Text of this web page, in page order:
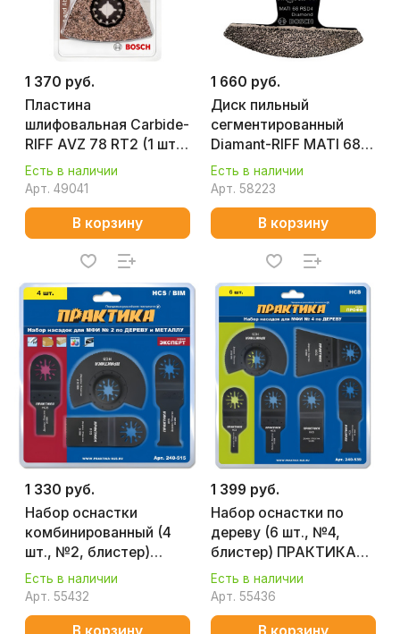
1 370 руб.
Пластина
шлифовальная Carbide-
RIFF AVZ 78 RT2 (1 шт.)
BOSCH 2609256953
Есть в наличии
Арт. 49041
В корзину
1 660 руб.
Диск пильный
сегментированный
Diamant-RIFF MATI 68
RSD4 Grout and
Abrasive (1 шт.) BOSCH
2608662621
Есть в наличии
Арт. 58223
В корзину
1 330 руб.
Набор оснастки
комбинированный (4
шт., №2, блистер)
ПРАКТИКА 240-515
Есть в наличии
Арт. 55432
1 399 руб.
Набор оснастки по
дереву (6 шт., №4,
блистер) ПРАКТИКА
240-539
Есть в наличии
Арт. 55436